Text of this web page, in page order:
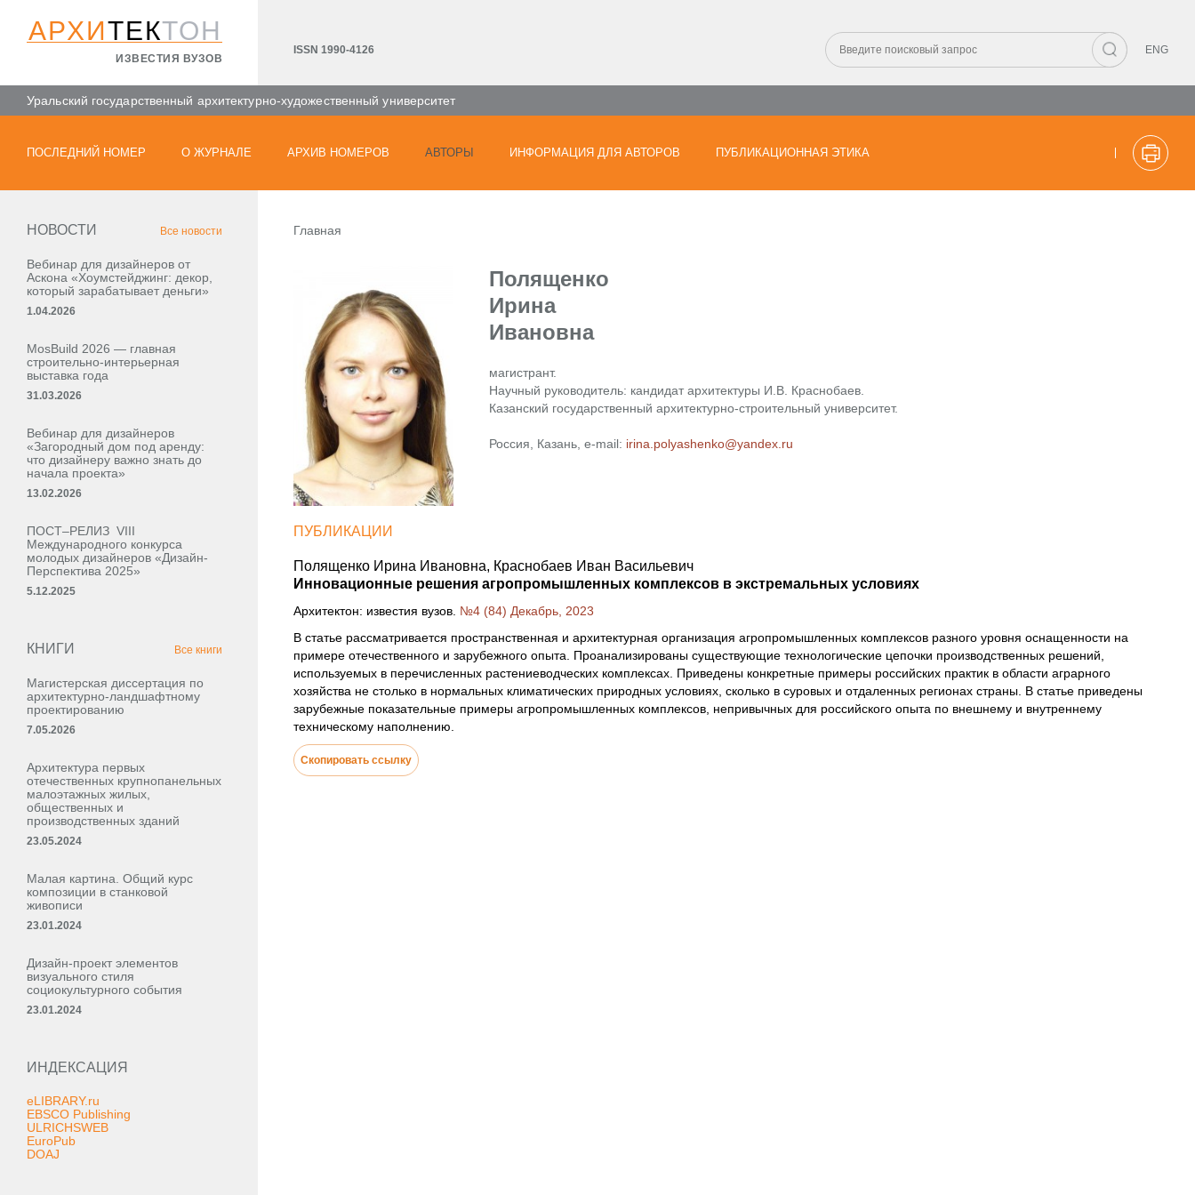
АРХИТЕКТОН
ИЗВЕСТИЯ ВУЗОВ
ISSN 1990-4126 ENG
Уральский государственный архитектурно-художественный университет
ПОСЛЕДНИЙ НОМЕР О ЖУРНАЛЕ АРХИВ НОМЕРОВ АВТОРЫ ИНФОРМАЦИЯ ДЛЯ АВТОРОВ ПУБЛИКАЦИОННАЯ ЭТИКА
НОВОСТИ Все новости
Вебинар для дизайнеров от
Аскона «Хоумстейджинг: декор,
который зарабатывает деньги»
1.04.2026
MosBuild 2026 — главная
строительно-интерьерная
выставка года
31.03.2026
Вебинар для дизайнеров
«Загородный дом под аренду:
что дизайнеру важно знать до
начала проекта»
13.02.2026
ПОСТ–РЕЛИЗ VIII
Международного конкурса
молодых дизайнеров «Дизайн-
Перспектива 2025»
5.12.2025
КНИГИ Все книги
Магистерская диссертация по
архитектурно-ландшафтному
проектированию
7.05.2026
Архитектура первых
отечественных крупнопанельных
малоэтажных жилых,
общественных и
производственных зданий
23.05.2024
Малая картина. Общий курс
композиции в станковой
живописи
23.01.2024
Дизайн-проект элементов
визуального стиля
социокультурного события
23.01.2024
ИНДЕКСАЦИЯ
eLIBRARY.ru
EBSCO Publishing
ULRICHSWEB
EuroPub
DOAJ
Главная
Полященко
Ирина
Ивановна
магистрант.
Научный руководитель: кандидат архитектуры И.В. Краснобаев.
Казанский государственный архитектурно-строительный университет.
Россия, Казань, e-mail: irina.polyashenko@yandex.ru
ПУБЛИКАЦИИ
Полященко Ирина Ивановна, Краснобаев Иван Васильевич
Инновационные решения агропромышленных комплексов в экстремальных условиях
Архитектон: известия вузов. №4 (84) Декабрь, 2023
В статье рассматривается пространственная и архитектурная организация агропромышленных комплексов разного уровня оснащенности на
примере отечественного и зарубежного опыта. Проанализированы существующие технологические цепочки производственных решений,
используемых в перечисленных растениеводческих комплексах. Приведены конкретные примеры российских практик в области аграрного
хозяйства не столько в нормальных климатических природных условиях, сколько в суровых и отдаленных регионах страны. В статье приведены
зарубежные показательные примеры агропромышленных комплексов, непривычных для российского опыта по внешнему и внутреннему
техническому наполнению.
Скопировать ссылку